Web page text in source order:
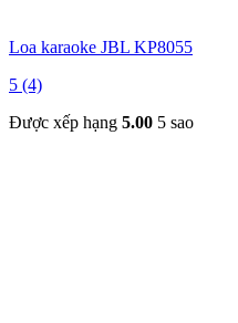
Loa karaoke JBL KP8055
5 (4)
Được xếp hạng 5.00 5 sao